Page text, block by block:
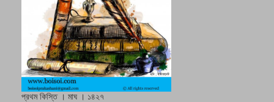
প্রথম কিস্তি । মাঘ । ১৪২৭